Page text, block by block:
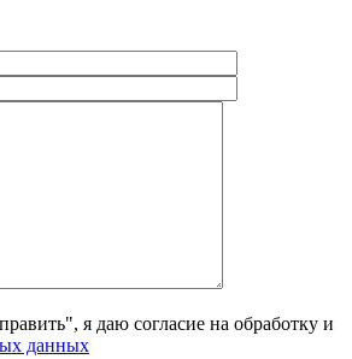
я даю согласие на обработку и
данных